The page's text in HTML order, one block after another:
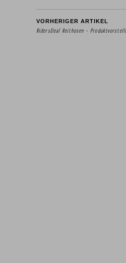
VORHERIGER ARTIKEL
RidersDeal Reithosen –